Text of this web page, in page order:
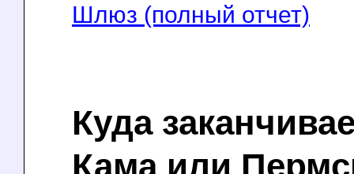
Шлюз (полный отчет)
Куда
Кама или